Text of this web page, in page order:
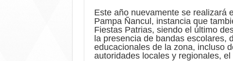
Este año nuevamente se realizará
Pampa Ñancul, instancia que
Fiestas Patrias, siendo el último
la presencia de bandas escolares,
educacionales de la zona, incluso
autoridades locales y regionales,